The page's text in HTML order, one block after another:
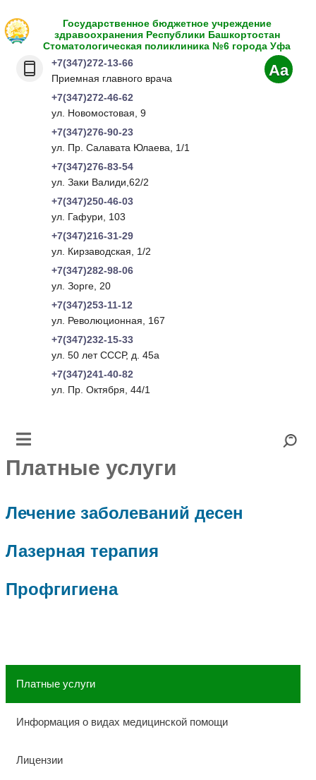
Государственное бюджетное учреждение
здравоохранения Республики Башкортостан
Стоматологическая поликлиника №6 города Уфа
+7(347)272-13-66
Приемная главного врача
+7(347)272-46-62
ул. Новомостовая, 9
+7(347)276-90-23
ул. Пр. Салавата Юлаева, 1/1
+7(347)276-83-54
ул. Заки Валиди,62/2
+7(347)250-46-03
ул. Гафури, 103
+7(347)216-31-29
ул. Кирзаводская, 1/2
+7(347)282-98-06
ул. Зорге, 20
+7(347)253-11-12
ул. Революционная, 167
+7(347)232-15-33
ул. 50 лет СССР, д. 45а
+7(347)241-40-82
ул. Пр. Октября, 44/1
Aa
Платные услуги
Информация о видах медицинской помощи
Лицензии
Платные услуги
Лечение заболеваний десен
Лазерная терапия
Профгигиена